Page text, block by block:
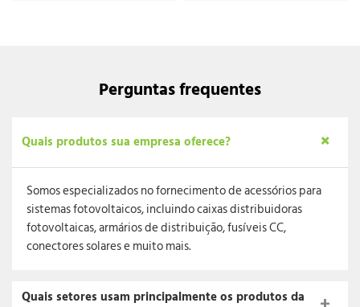
Perguntas frequentes
Quais produtos sua empresa oferece?
Somos especializados no fornecimento de acessórios para
sistemas fotovoltaicos, incluindo caixas distribuidoras
fotovoltaicas, armários de distribuição, fusíveis CC,
conectores solares e muito mais.
Quais setores usam principalmente os produtos da